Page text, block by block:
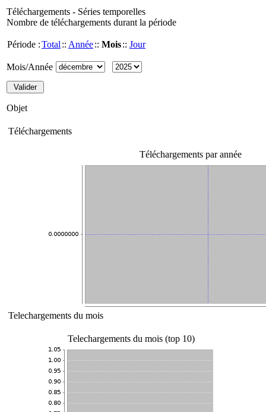
Téléchargements - Séries temporelles
Nombre de téléchargements durant la période
Période :Total :: Année:: Mois:: Jour
Mois/Année
Objet
Téléchargements
Téléchargements par année
Telechargements du mois
Telechargements du mois (top 10)